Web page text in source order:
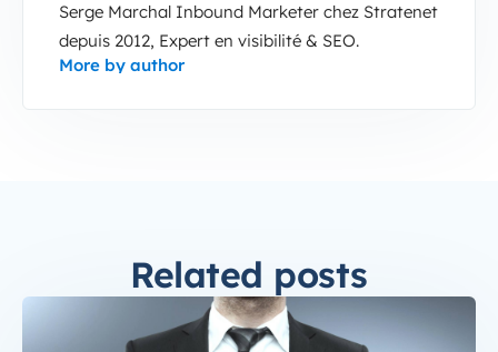
Serge Marchal Inbound Marketer chez Stratenet
depuis 2012, Expert en visibilité & SEO.
More by author
Related posts